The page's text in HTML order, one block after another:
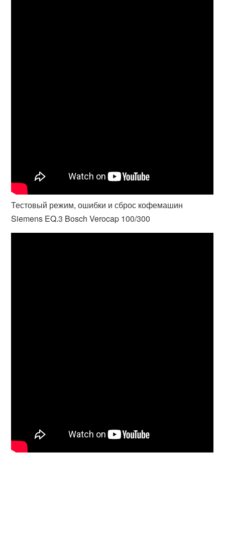
Тестовый режим, ошибки и сброс кофемашин
Siemens EQ.3 Bosch Verocap 100/300